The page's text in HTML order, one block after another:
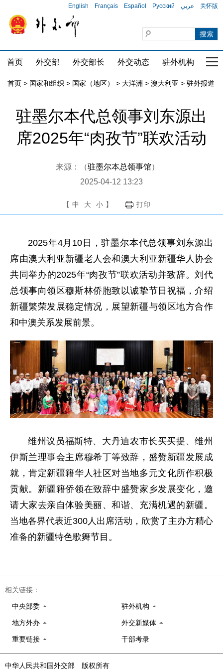
English Français Español Русский عربي 关怀版
首页 外交部 外交部长 外交动态 驻外机构 国
首页 > 国家和组织 > 国家（地区） > 大洋洲 > 澳大利亚 > 驻外报道
驻墨尔本代总领事刘东源出
席2025年“肉孜节”联欢活动
来源：（驻墨尔本总领事馆）
2025-04-12 13:23
【 中 大 小 】 打印
2025年4月10日，驻墨尔本代总领事刘东源出
席由澳大利亚新疆老人会和澳大利亚新疆华人协会
共同举办的2025年“肉孜节”联欢活动并致辞。刘代
总领事向领区穆斯林侨胞致以诚挚节日祝福，介绍
新疆繁荣发展稳定情况，展望新疆与领区地方合作
和中澳关系发展前景。
维州议员福斯特、大丹迪农市长买买提、维州
伊斯兰理事会主席穆希丁等致辞，盛赞新疆发展成
就，肯定新疆籍华人社区对当地多元文化所作积极
贡献。新疆籍侨领在致辞中盛赞家乡发展变化，邀
请大家去亲自体验美丽、和谐、充满机遇的新疆。
当地各界代表近300人出席活动，欣赏了主办方精心
准备的新疆特色歌舞节目。
相关链接：
中央部委 驻外机构
地方外办 外交新媒体
重要链接 干部考录
中华人民共和国外交部 版权所有